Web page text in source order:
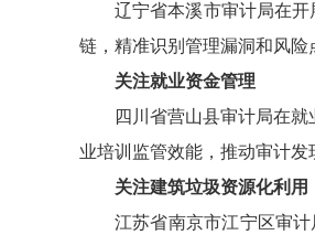
辽宁省本溪市审计局在
链，精准识别管理漏洞和风险
关注就业资金管理
四川省营山县审计局在
业培训监管效能，推动审计发
关注建筑垃圾资源化利用
江苏省南京市江宁区审